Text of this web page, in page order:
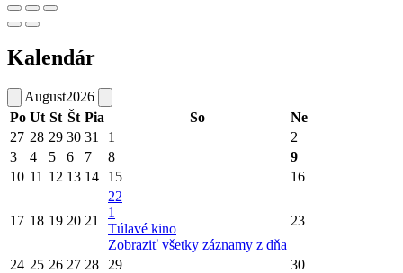
Kalendár
August2026
Po Ut St Št Pia So
Ne
27 28 29 30 31 1
2
3
4 5 6 7 8
9
10 11 12 13 14 15 16
17 18 19 20 21
22
1
Túlavé kino
Zobraziť všetky záznamy z dňa
23
24 25 26 27 28 29
30